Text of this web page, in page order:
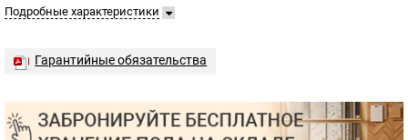
Подробные характеристики
Гарантийные обязательства